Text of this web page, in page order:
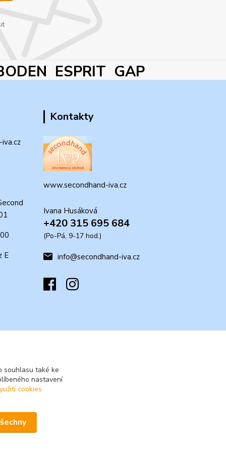
ESPRIT GAP
E
Kontakty
www.secondhand-iva.cz
Ivana Husáková
+420 315 695 684
(Po-Pá, 9-17 hod.)
info@secondhand-iva.cz
souhlasu také ke
nastavení
cookies